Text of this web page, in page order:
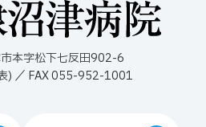
本字松下七反田902-6
) ／ FAX 055-952-1001